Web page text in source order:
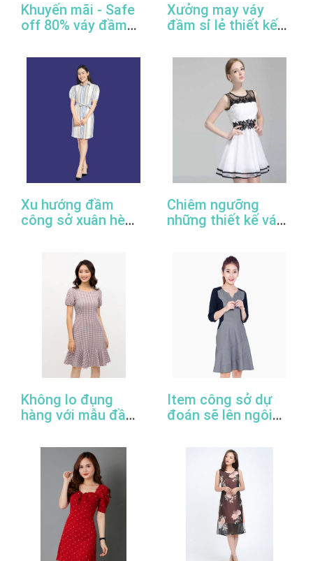
Khuyến mãi - Safe
off 80% váy đầm
đẹp
Xưởng may váy
đầm sỉ lẻ thiết kế
cấp, uy tín
Xu hướng đầm
công sở xuân hè
Chiêm ngưỡng
những thiết kế váy
Không lo đụng
hàng với mẫu đầm
thanh lịch
Item công sở dự
đoán sẽ lên ngôi